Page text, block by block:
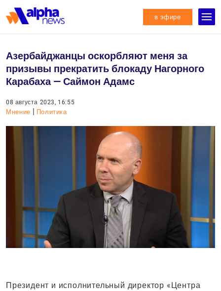
в эфире
Азербайджанцы оскорбляют меня за
призывы прекратить блокаду Нагорного
Карабаха — Саймон Адамс
08 августа 2023, 16:55
Мнение | Политика
Президент и исполнительный директор «Центра